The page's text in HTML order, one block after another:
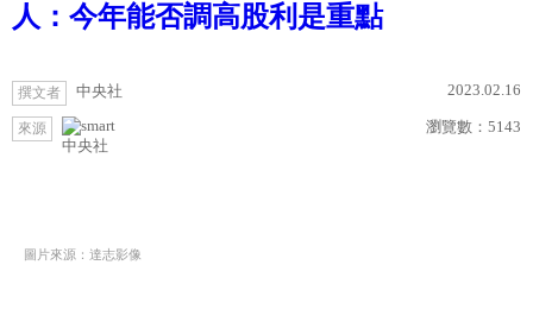
人：今年能否調高股利是重點
撰文者 中央社 2023.02.16
來源
中央社
瀏覽數： 5143
圖片來源：達志影像